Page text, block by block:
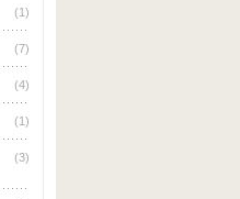
(1)
(7)
(4)
(1)
(3)